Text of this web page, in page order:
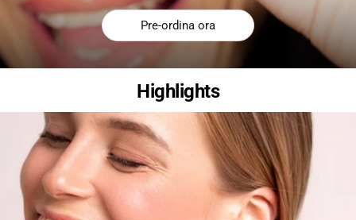
Pre-ordina ora
Highlights